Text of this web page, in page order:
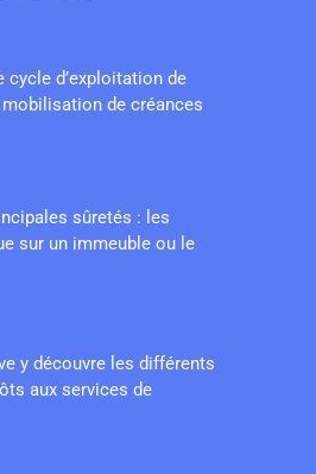
d’exploitation de
de créances
sûretés : les
sur un immeuble ou le
y découvre les différents
aux services de